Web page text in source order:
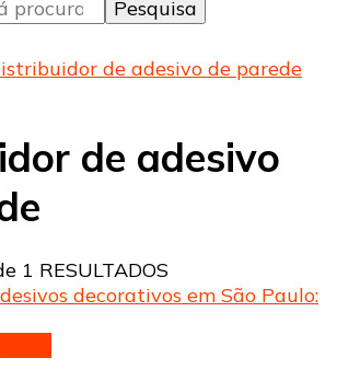
de adesivo de parede
de adesivo
1 RESULTADOS